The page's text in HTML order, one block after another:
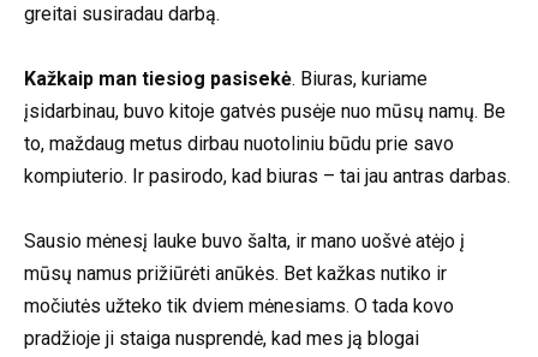
greitai susiradau darbą.
Kažkaip man tiesiog pasisekė. Biuras, kuriame
įsidarbinau, buvo kitoje gatvės pusėje nuo mūsų namų. Be
to, maždaug metus dirbau nuotoliniu būdu prie savo
kompiuterio. Ir pasirodo, kad biuras – tai jau antras darbas.
Sausio mėnesį lauke buvo šalta, ir mano uošvė atėjo į
mūsų namus prižiūrėti anūkės. Bet kažkas nutiko ir
močiutės užteko tik dviem mėnesiams. O tada kovo
pradžioje ji staiga nusprendė, kad mes ją blogai